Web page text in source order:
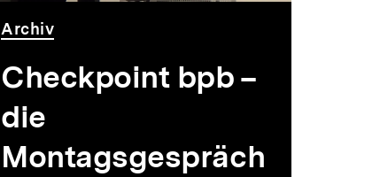
Video
Dauer
2
Min.
Archiv
Checkpoint bpb –
die
Montagsgespräch